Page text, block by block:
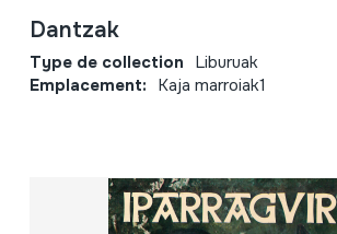
Dantzak
Type de collection Liburuak
Emplacement: Kaja marroiak1